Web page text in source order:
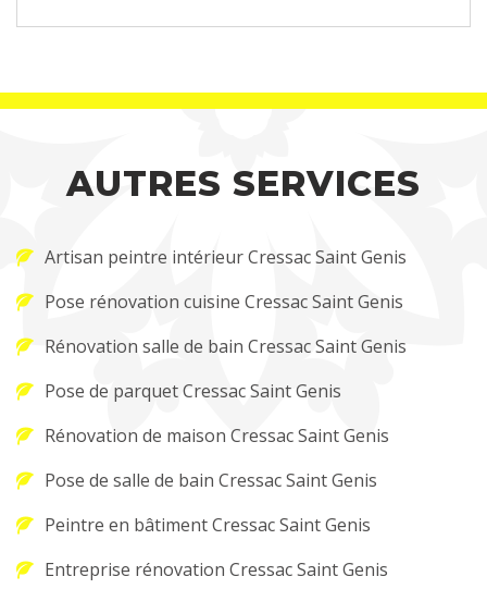
AUTRES SERVICES
Artisan peintre intérieur Cressac Saint Genis
Pose rénovation cuisine Cressac Saint Genis
Rénovation salle de bain Cressac Saint Genis
Pose de parquet Cressac Saint Genis
Rénovation de maison Cressac Saint Genis
Pose de salle de bain Cressac Saint Genis
Peintre en bâtiment Cressac Saint Genis
Entreprise rénovation Cressac Saint Genis